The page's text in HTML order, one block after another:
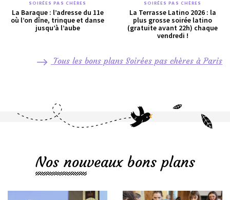
SOIRÉES PAS CHÈRES
La Baraque : l’adresse du 11e
où l’on dîne, trinque et danse
jusqu’à l’aube
SOIRÉES PAS CHÈRES
La Terrasse Latino 2026 : la
plus grosse soirée latino
(gratuite avant 22h) chaque
vendredi !
Tous les bons plans Soirées pas chères à Paris
Nos nouveaux bons plans